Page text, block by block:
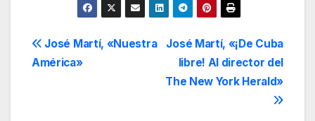
Navegación
José Martí, «¡De Cuba
libre! Al director del
The New York Herald»
José Martí, «Nuestra
América»